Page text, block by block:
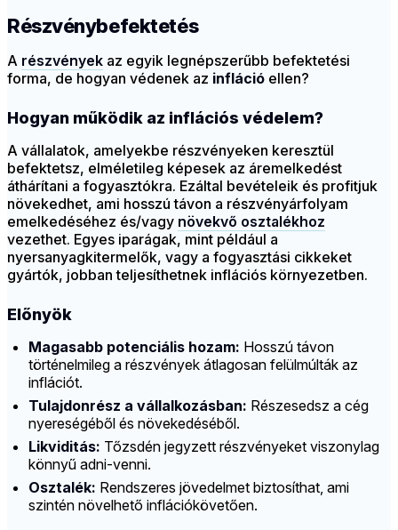
Részvénybefektetés
A részvények az egyik legnépszerűbb befektetési
forma, de hogyan védenek az infláció ellen?
Hogyan működik az inflációs védelem?
A vállalatok, amelyekbe részvényeken keresztül
befektetsz, elméletileg képesek az áremelkedést
áthárítani a fogyasztókra. Ezáltal bevételeik és profitjuk
növekedhet, ami hosszú távon a részvényárfolyam
emelkedéséhez és/vagy növekvő osztalékhoz
vezethet. Egyes iparágak, mint például a
nyersanyagkitermelők, vagy a fogyasztási cikkeket
gyártók, jobban teljesíthetnek inflációs környezetben.
Előnyök
Magasabb potenciális hozam: Hosszú távon
történelmileg a részvények átlagosan felülmúlták az
inflációt.
Tulajdonrész a vállalkozásban: Részesedsz a cég
nyereségéből és növekedéséből.
Likviditás: Tőzsdén jegyzett részvényeket viszonylag
könnyű adni-venni.
Osztalék: Rendszeres jövedelmet biztosíthat, ami
szintén növelhető inflációkövetően.